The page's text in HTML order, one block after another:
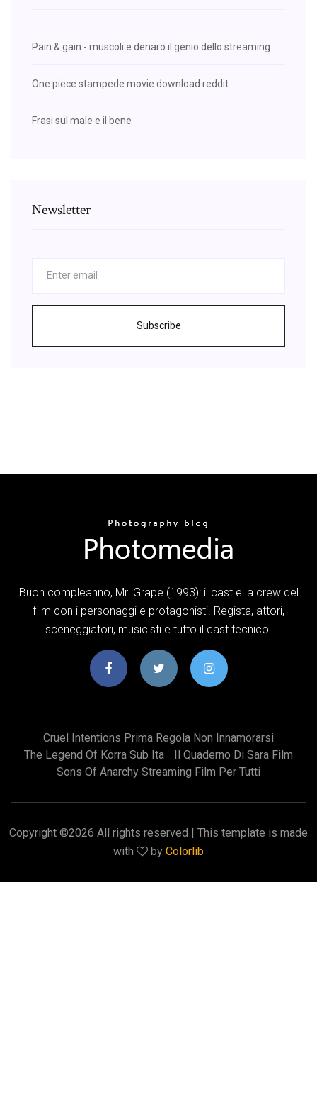
Pain & gain - muscoli e denaro il genio dello streaming
One piece stampede movie download reddit
Frasi sul male e il bene
Newsletter
Subscribe
Buon compleanno, Mr. Grape (1993): il cast e la crew del
film con i personaggi e protagonisti. Regista, attori,
sceneggiatori, musicisti e tutto il cast tecnico.
Cruel Intentions Prima Regola Non Innamorarsi
The Legend Of Korra Sub Ita
Il Quaderno Di Sara Film
Sons Of Anarchy Streaming Film Per Tutti
Copyright ©2026 All rights reserved | This template is made
with
by Colorlib